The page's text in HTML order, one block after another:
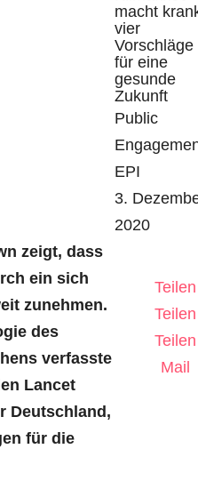
©
macht
vier
Vorschläge
für eine
gesunde
Zukunft
Public
EPI
3.
2020
zeigt, dass
ein sich
zunehmen.
des
verfasste
Lancet
Deutschland,
für die
Teilen
Teilen
Teilen
Mail